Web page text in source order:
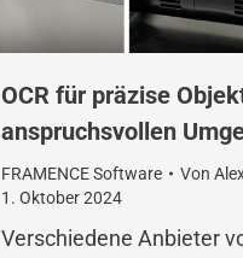
OCR für präzise
anspruchsvollen
FRAMENCE Software Von
1. Oktober 2024
Verschiedene Anbieter